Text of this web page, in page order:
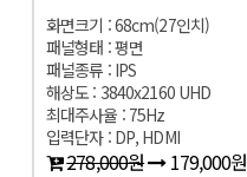
화면크기 : 68cm(27인치)
패널형태 : 평면
패널종류 : IPS
해상도 : 3840x2160 UHD
최대주사율 : 75Hz
입력단자 : DP, HDMI
278,000원 179,000원